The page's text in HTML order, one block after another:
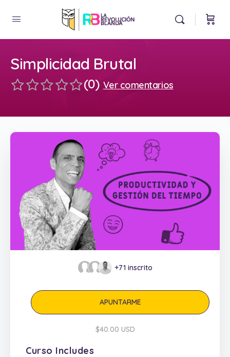
Simplicidad Brutal
(0) Ver comentarios
+71 inscrito
APUNTARME
$40.00 USD
Curso Includes